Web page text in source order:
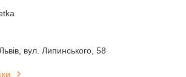
вул. Липинського, 58